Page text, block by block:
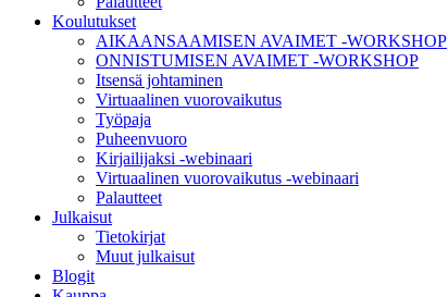
Koulutukset
AIKAANSAAMISEN AVAIMET -WORKSHOP
ONNISTUMISEN AVAIMET -WORKSHOP
Itsensä johtaminen
Virtuaalinen vuorovaikutus
Työpaja
Puheenvuoro
Kirjailijaksi -webinaari
Virtuaalinen vuorovaikutus -webinaari
Palautteet
Julkaisut
Tietokirjat
Muut julkaisut
Blogit